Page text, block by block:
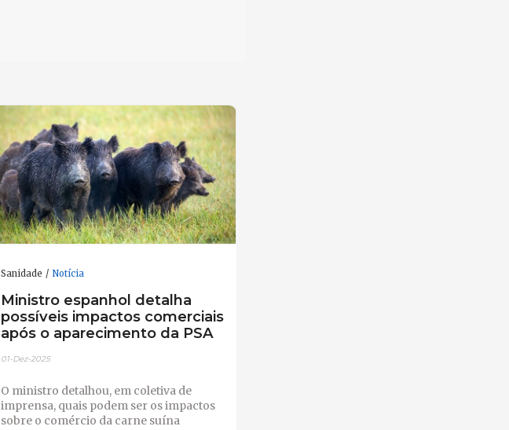
Sanidade Notícia
Ministro espanhol detalha
possíveis impactos comerciais
após o aparecimento da PSA
01-Dez-2025
O ministro detalhou, em coletiva de
imprensa, quais podem ser os impactos
sobre o comércio da carne suína